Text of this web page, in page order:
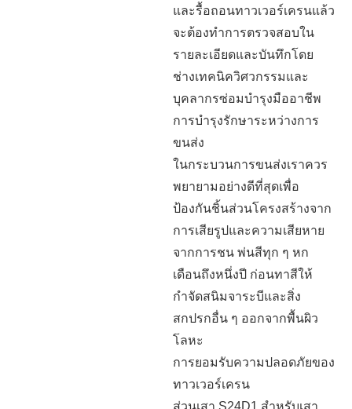
และรื้อถอนทาวเวอร์เครนแล้ว
จะต้องทำการตรวจสอบใน
รายละเอียดและบันทึกโดย
ช่างเทคนิควิศวกรรมและ
บุคลากรซ่อมบำรุงมืออาชีพ
การบำรุงรักษาระหว่างการ
ขนส่ง
ในกระบวนการขนส่งเราควร
พยายามอย่างดีที่สุดเพื่อ
ป้องกันชิ้นส่วนโครงสร้างจาก
การเสียรูปและความเสียหาย
จากการชน พ่นสีทุก ๆ หก
เดือนถึงหนึ่งปี ก่อนทาสีให้
กำจัดสนิมจาระบีและสิ่ง
สกปรกอื่น ๆ ออกจากพื้นผิว
โลหะ
การยอมรับความปลอดภัยของ
ทาวเวอร์เครน